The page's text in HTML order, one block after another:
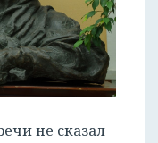
не сказал